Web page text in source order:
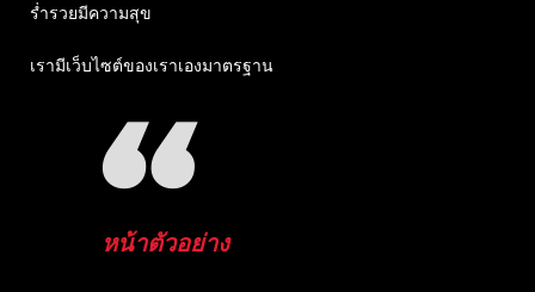
ร่ำรวยมีความสุข
เรามีเว็บไซต์ของเราเองมาตรฐาน
หน้าตัวอย่าง